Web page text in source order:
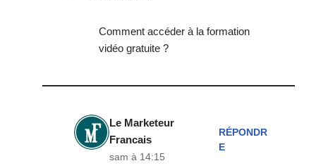
Comment accéder à la formation
vidéo gratuite ?
Le Marketeur
Francais
sam à 14:15
RÉPONDR
E